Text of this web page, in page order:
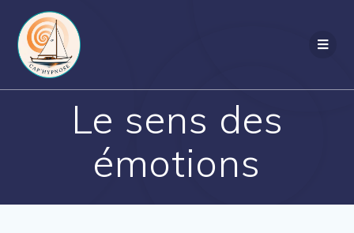
Le sens des
émotions